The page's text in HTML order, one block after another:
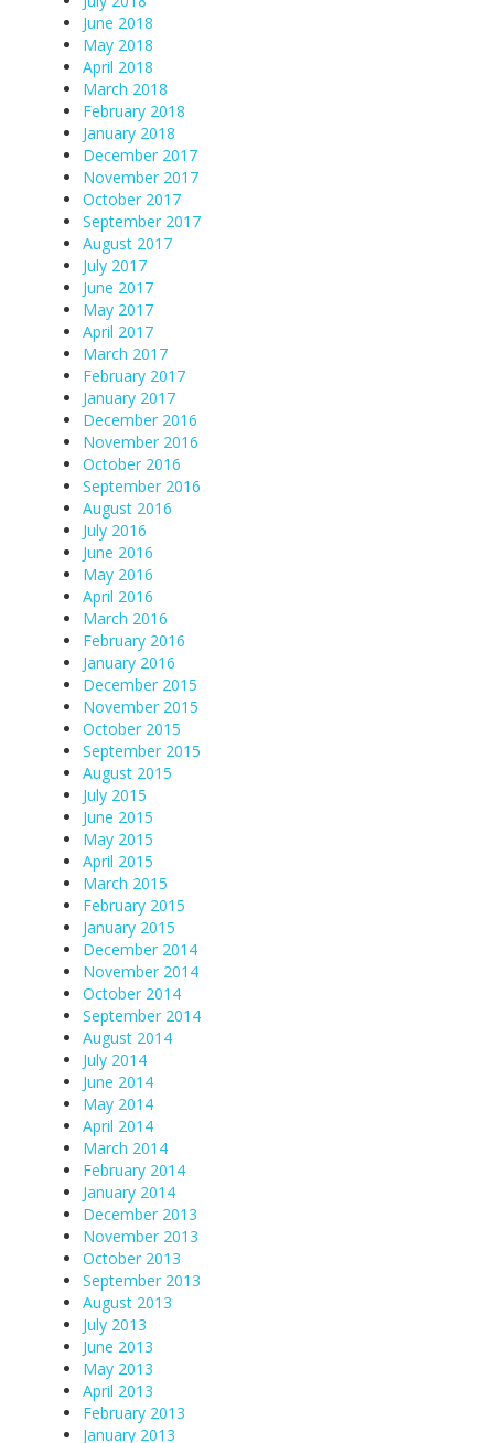
June 2018
May 2018
April 2018
March 2018
February 2018
January 2018
December 2017
November 2017
October 2017
September 2017
August 2017
July 2017
June 2017
May 2017
April 2017
March 2017
February 2017
January 2017
December 2016
November 2016
October 2016
September 2016
August 2016
July 2016
June 2016
May 2016
April 2016
March 2016
February 2016
January 2016
December 2015
November 2015
October 2015
September 2015
August 2015
July 2015
June 2015
May 2015
April 2015
March 2015
February 2015
January 2015
December 2014
November 2014
October 2014
September 2014
August 2014
July 2014
June 2014
May 2014
April 2014
March 2014
February 2014
January 2014
December 2013
November 2013
October 2013
September 2013
August 2013
July 2013
June 2013
May 2013
April 2013
February 2013
January 2013